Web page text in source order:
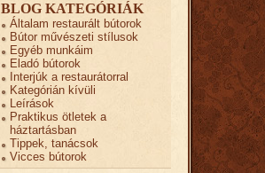
BLOG KATEGÓRIÁK
Általam restaurált bútorok
Bútor művészeti stílusok
Egyéb munkáim
Eladó bútorok
Interjúk a restaurátorral
Kategórián kívüli
Leírások
Praktikus ötletek a
háztartásban
Tippek, tanácsok
Vicces bútorok